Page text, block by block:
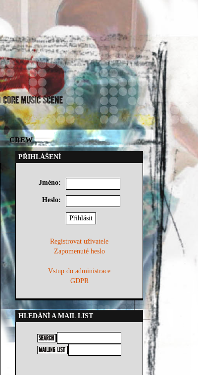
CREW
PŘIHLÁŠENÍ
Jméno:
Heslo:
Registrovat uživatele
Zapomenuté heslo
Vstup do administrace
GDPR
HLEDÁNÍ A MAIL LIST